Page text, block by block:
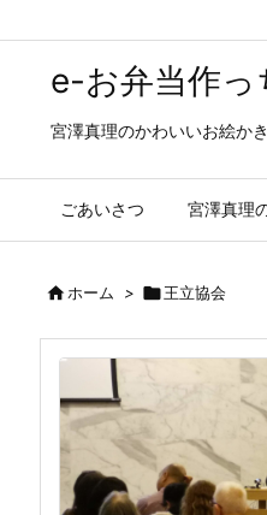
e-お弁当作
宮澤真理のかわいいお絵か
ごあいさつ 宮澤真理
ホーム > 王立協会